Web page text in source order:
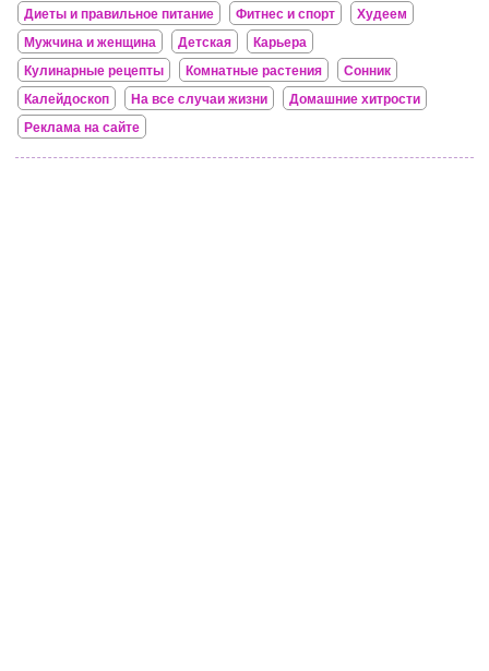
Диеты и правильное питание Фитнес и спорт
Худеем
Мужчина и женщина
Детская
Карьера
Кулинарные рецепты
Комнатные растения
Сонник
Калейдоскоп
На все случаи жизни
Домашние хитрости
Реклама на сайте